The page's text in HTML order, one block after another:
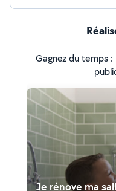
Gagnez du temps
Je rénove ma